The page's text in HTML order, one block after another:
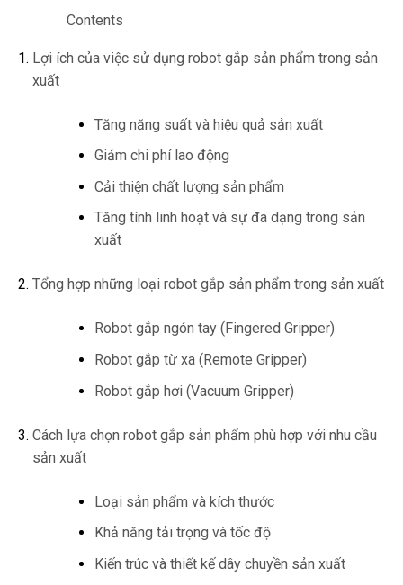
Contents
Lợi ích của việc sử dụng robot gắp sản phẩm trong sản
xuất
Tăng năng suất và hiệu quả sản xuất
Giảm chi phí lao động
Cải thiện chất lượng sản phẩm
Tăng tính linh hoạt và sự đa dạng trong sản
xuất
Tổng hợp những loại robot gắp sản phẩm trong sản xuất
Robot gắp ngón tay (Fingered Gripper)
Robot gắp từ xa (Remote Gripper)
Robot gắp hơi (Vacuum Gripper)
Cách lựa chọn robot gắp sản phẩm phù hợp với nhu cầu
sản xuất
Loại sản phẩm và kích thước
Khả năng tải trọng và tốc độ
Kiến trúc và thiết kế dây chuyền sản xuất